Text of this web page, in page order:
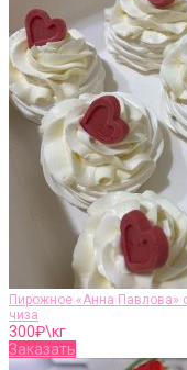
Пирожное «Анна
чиза
300₽\кг
Заказать